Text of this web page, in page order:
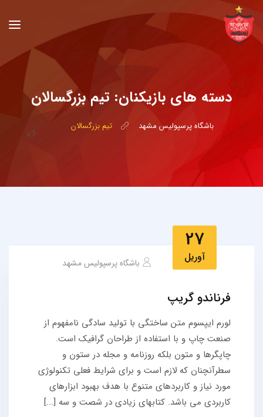
دسته های بازیکنان: تیم بزرگسالان
باشگاه پرسپولیس مشهد تیم بزرگسالان
?>
27
آوریل باشگاه پرسپولیس مشهد
فرناندو گریپ
لورم ایپسوم متن ساختگی با تولید سادگی نامفهوم از
صنعت چاپ و با استفاده از طراحان گرافیک است.
چاپگرها و متون بلکه روزنامه و مجله در ستون و
سطرآنچنان که لازم است و برای شرایط فعلی تکنولوژی
مورد نیاز و کاربردهای متنوع با هدف بهبود ابزارهای
کاربردی می باشد. کتابهای زیادی در شصت و سه [...]